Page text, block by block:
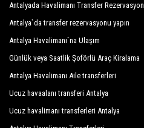
tutulur. Ulusal mevzuatın,
kamu hizmetini
duyarak, sunduğumuz
rezervasyon yaptıranlardan
Kalkan , Kalkan otelleri,
Antalyada Havalimanı Transfer
Antalya`da transfer rezervasyonu yapın
Antalya Havalimanı`na Ulaşım
Günlük veya Saatlik Şoförlü Araç Kiralama
Antalya Havalimanı Aile transferleri
Ucuz havaalanı transferi Antalya
Ucuz havalimanı transferleri Antalya